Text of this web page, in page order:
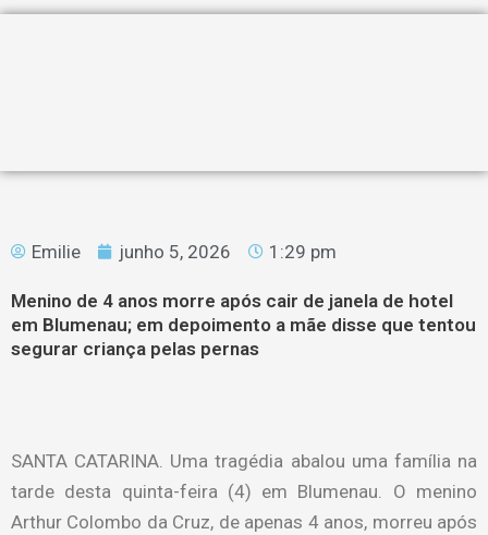
Emilie junho 5, 2026 1:29 pm
Menino de 4 anos morre após cair de janela de hotel
em Blumenau; em depoimento a mãe disse que tentou
segurar criança pelas pernas
SANTA CATARINA. Uma tragédia abalou uma família na
tarde desta quinta-feira (4) em Blumenau. O menino
Arthur Colombo da Cruz, de apenas 4 anos, morreu após